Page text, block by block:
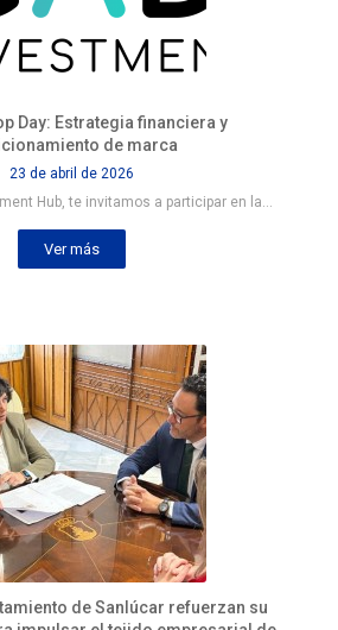
Day: Estrategia financiera y
de marca
23 de abril de 2026
Hub, te invitamos a participar en la…
Ver más
de Sanlúcar refuerzan su